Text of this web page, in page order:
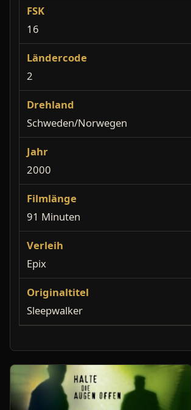
FSK
16
Ländercode
2
Drehland
Schweden/Norwegen
Jahr
2000
Filmlänge
91 Minuten
Verleih
Epix
Originaltitel
Sleepwalker